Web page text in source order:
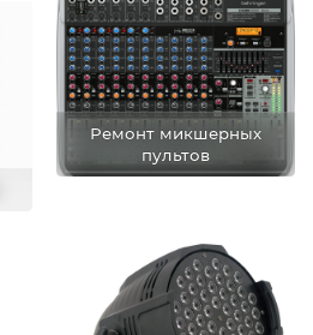
Ремонт микшерных
пультов